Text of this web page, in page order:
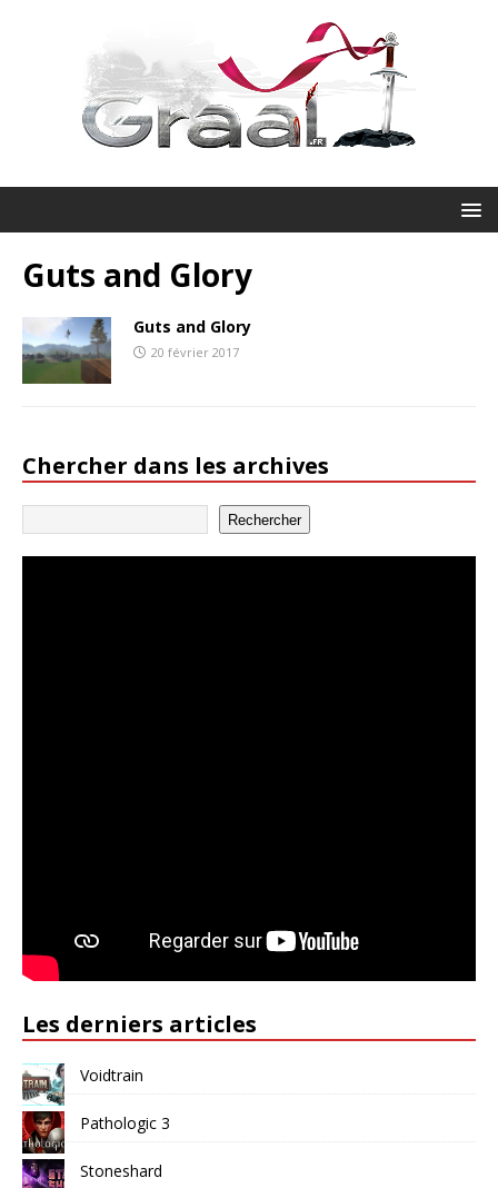
Guts and Glory
Guts and Glory
20 février 2017
Chercher dans les archives
Rechercher
Les derniers articles
Voidtrain
Pathologic 3
Stoneshard